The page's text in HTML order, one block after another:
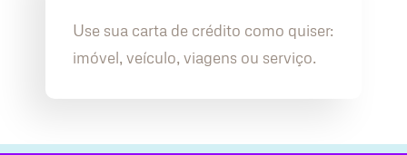
Use sua carta de crédito como quiser:
imóvel, veículo, viagens ou serviço.